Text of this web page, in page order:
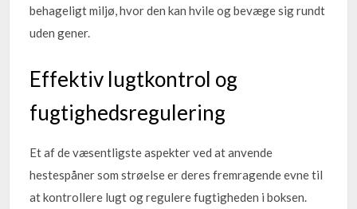
behageligt miljø, hvor den kan hvile og bevæge sig rundt
uden gener.
Effektiv lugtkontrol og
fugtighedsregulering
Et af de væsentligste aspekter ved at anvende
hestespåner som strøelse er deres fremragende evne til
at kontrollere lugt og regulere fugtigheden i boksen.